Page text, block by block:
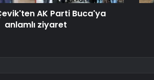
AK Parti Buca'ya
anlamlı ziyaret